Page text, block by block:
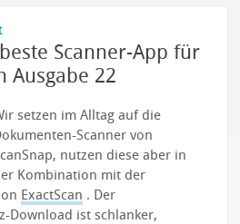
Scanner-App für
Ausgabe 22
setzen im Alltag auf die
Scanner von
nutzen diese aber in
Kombination mit der
ExactScan . Der
Download ist schlanker,